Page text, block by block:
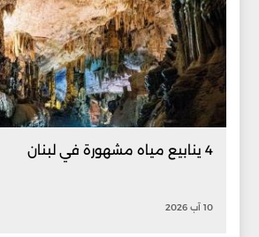
4 ينابيع مياه مشهورة في لبنان
10 آب 2026